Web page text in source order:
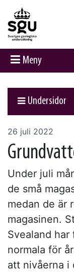
Meny
Undersidor
26 juli 2022
Under juli
de små
medan de är
magasinen.
Svealand
normala för
att nivåerna i